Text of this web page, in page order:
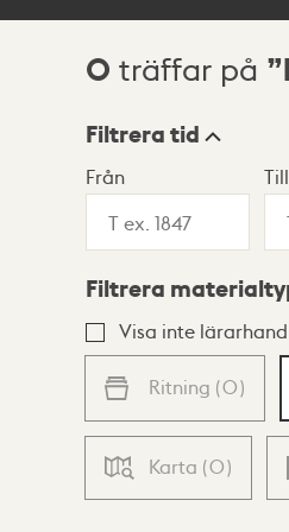
Sökresultat
0 träffar på
Visningsläge
Lista Karta
Filtrera tid
Från Till
Filtrera
Visa inte
Ritning (0)
Karta (0)